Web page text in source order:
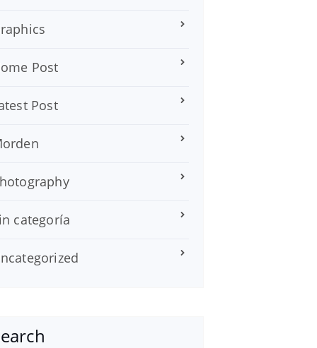
Post
Post
categoría